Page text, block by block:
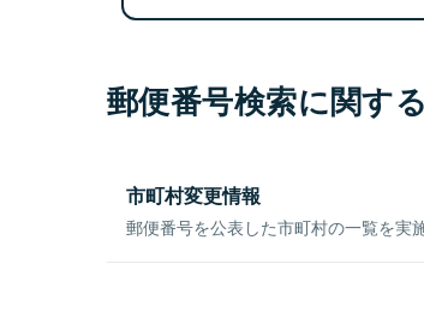
郵便番号検索に関す
市町村変更情報
郵便番号を公表した市町村の一覧を実